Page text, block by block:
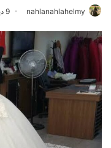
nahlanahlahelmy 9 ديسمبر، 2022